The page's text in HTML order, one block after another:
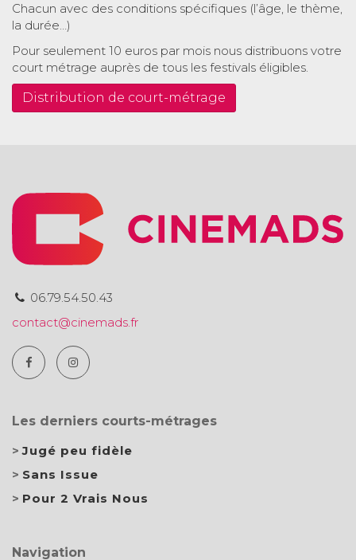
Chacun avec des conditions spécifiques (l’âge, le thème,
la durée…)
Pour seulement 10 euros par mois nous distribuons votre
court métrage auprès de tous les festivals éligibles.
Distribution de court-métrage
06.79.54.50.43
contact@cinemads.fr
Les derniers courts-métrages
Jugé peu fidèle
Sans Issue
Pour 2 Vrais Nous
Navigation